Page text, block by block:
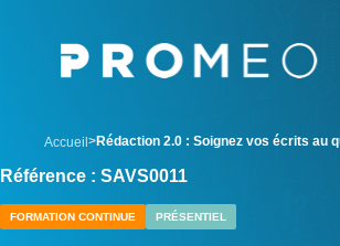
Accueil Rédaction 2.0 : Soignez vos écrits au
Référence : SAVS0011
FORMATION CONTINUE PRÉSENTIEL